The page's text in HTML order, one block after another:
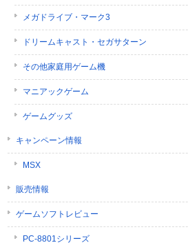
メガドライブ・マーク3
ドリームキャスト・セガサターン
その他家庭用ゲーム機
マニアックゲーム
ゲームグッズ
キャンペーン情報
MSX
販売情報
ゲームソフトレビュー
PC-8801シリーズ